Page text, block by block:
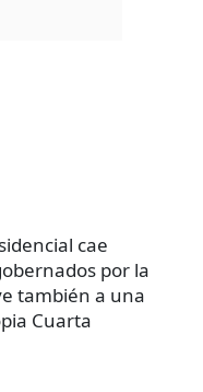
cae
por la
también a una
Cuarta